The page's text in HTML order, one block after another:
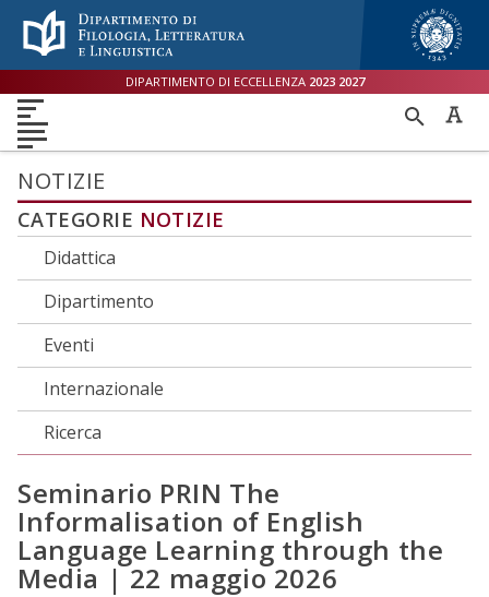
Menù accessibilità
to main menu
to content
DIPARTIMENTO DI ECCELLENZA 2023 2027
NOTIZIE
CATEGORIE NOTIZIE
Didattica
Dipartimento
Eventi
Internazionale
Ricerca
Seminario PRIN The
Informalisation of English
Language Learning through the
Media | 22 maggio 2026